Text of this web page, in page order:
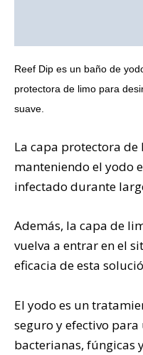
Reef Dip es un baño de
protectora de limo para
suave.
La capa protectora
manteniendo el yodo
infectado durante
Además, la capa de
vuelva a entrar en el
eficacia de esta
El yodo es un
seguro y efectivo
bacterianas, fúngicas